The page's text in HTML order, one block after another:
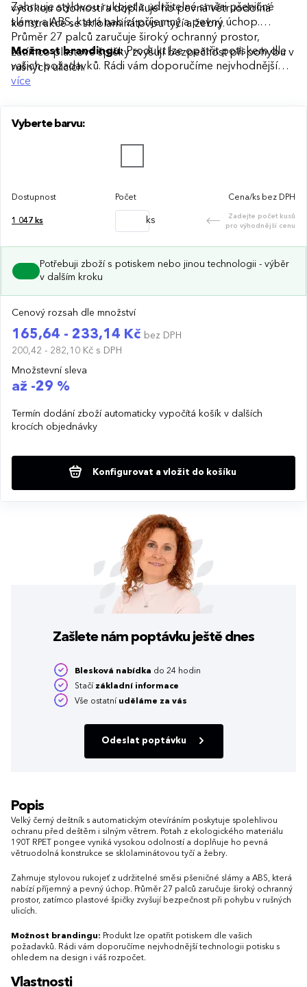
vysokou odolností a doplňuje ho pevná větruodolná
konstrukce se sklolaminátovou tyčí a žebry.
Zahrnuje stylovou rukojeť z udržitelné směsi pšeničné
slámy a ABS, která nabízí příjemný a pevný úchop.
Průměr 27 palců zaručuje široký ochranný prostor,
zatímco plastové špičky zvyšují bezpečnost při pohybu v
rušných ulicích.
Možnost brandingu:Produkt lze opatřit potiskem dle
vašich požadavků. Rádi vám doporučíme nejvhodnější
technologii potisku s ohledem na design i váš rozpočet.
více
Vyberte barvu:
Dostupnost Počet Cena/ks bez DPH
1 047 ks ks
Zadejte počet kusů
pro výhodnější cenu
Potřebuji zboží s potiskem nebo jinou technologii - výběr
v dalším kroku
Cenový rozsah dle množství
165,64 - 233,14 Kč bez DPH
200,42 - 282,10 Kč s DPH
Množstevní sleva
až -29 %
Termín dodání zboží automaticky vypočítá košík v dalších
krocích objednávky
Konfigurovat a vložit do košíku
Zašlete nám poptávku ještě dnes
Blesková nabídka do 24 hodin
Stačí základní informace
Vše ostatní uděláme za vás
Odeslat poptávku
Popis
Velký černý deštník s automatickým otevíráním poskytuje spolehlivou
ochranu před deštěm i silným větrem. Potah z ekologického materiálu
190T RPET pongee vyniká vysokou odolností a doplňuje ho pevná
větruodolná konstrukce se sklolaminátovou tyčí a žebry.
Zahrnuje stylovou rukojeť z udržitelné směsi pšeničné slámy a ABS, která
nabízí příjemný a pevný úchop. Průměr 27 palců zaručuje široký ochranný
prostor, zatímco plastové špičky zvyšují bezpečnost při pohybu v rušných
ulicích.
Možnost brandingu: Produkt lze opatřit potiskem dle vašich
požadavků. Rádi vám doporučíme nejvhodnější technologii potisku s
ohledem na design i váš rozpočet.
Vlastnosti